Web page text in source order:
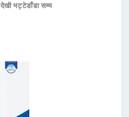
देखी भट्टेडाँडा सम्म